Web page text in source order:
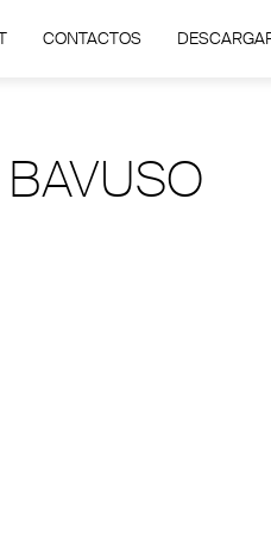
CONTACTOS